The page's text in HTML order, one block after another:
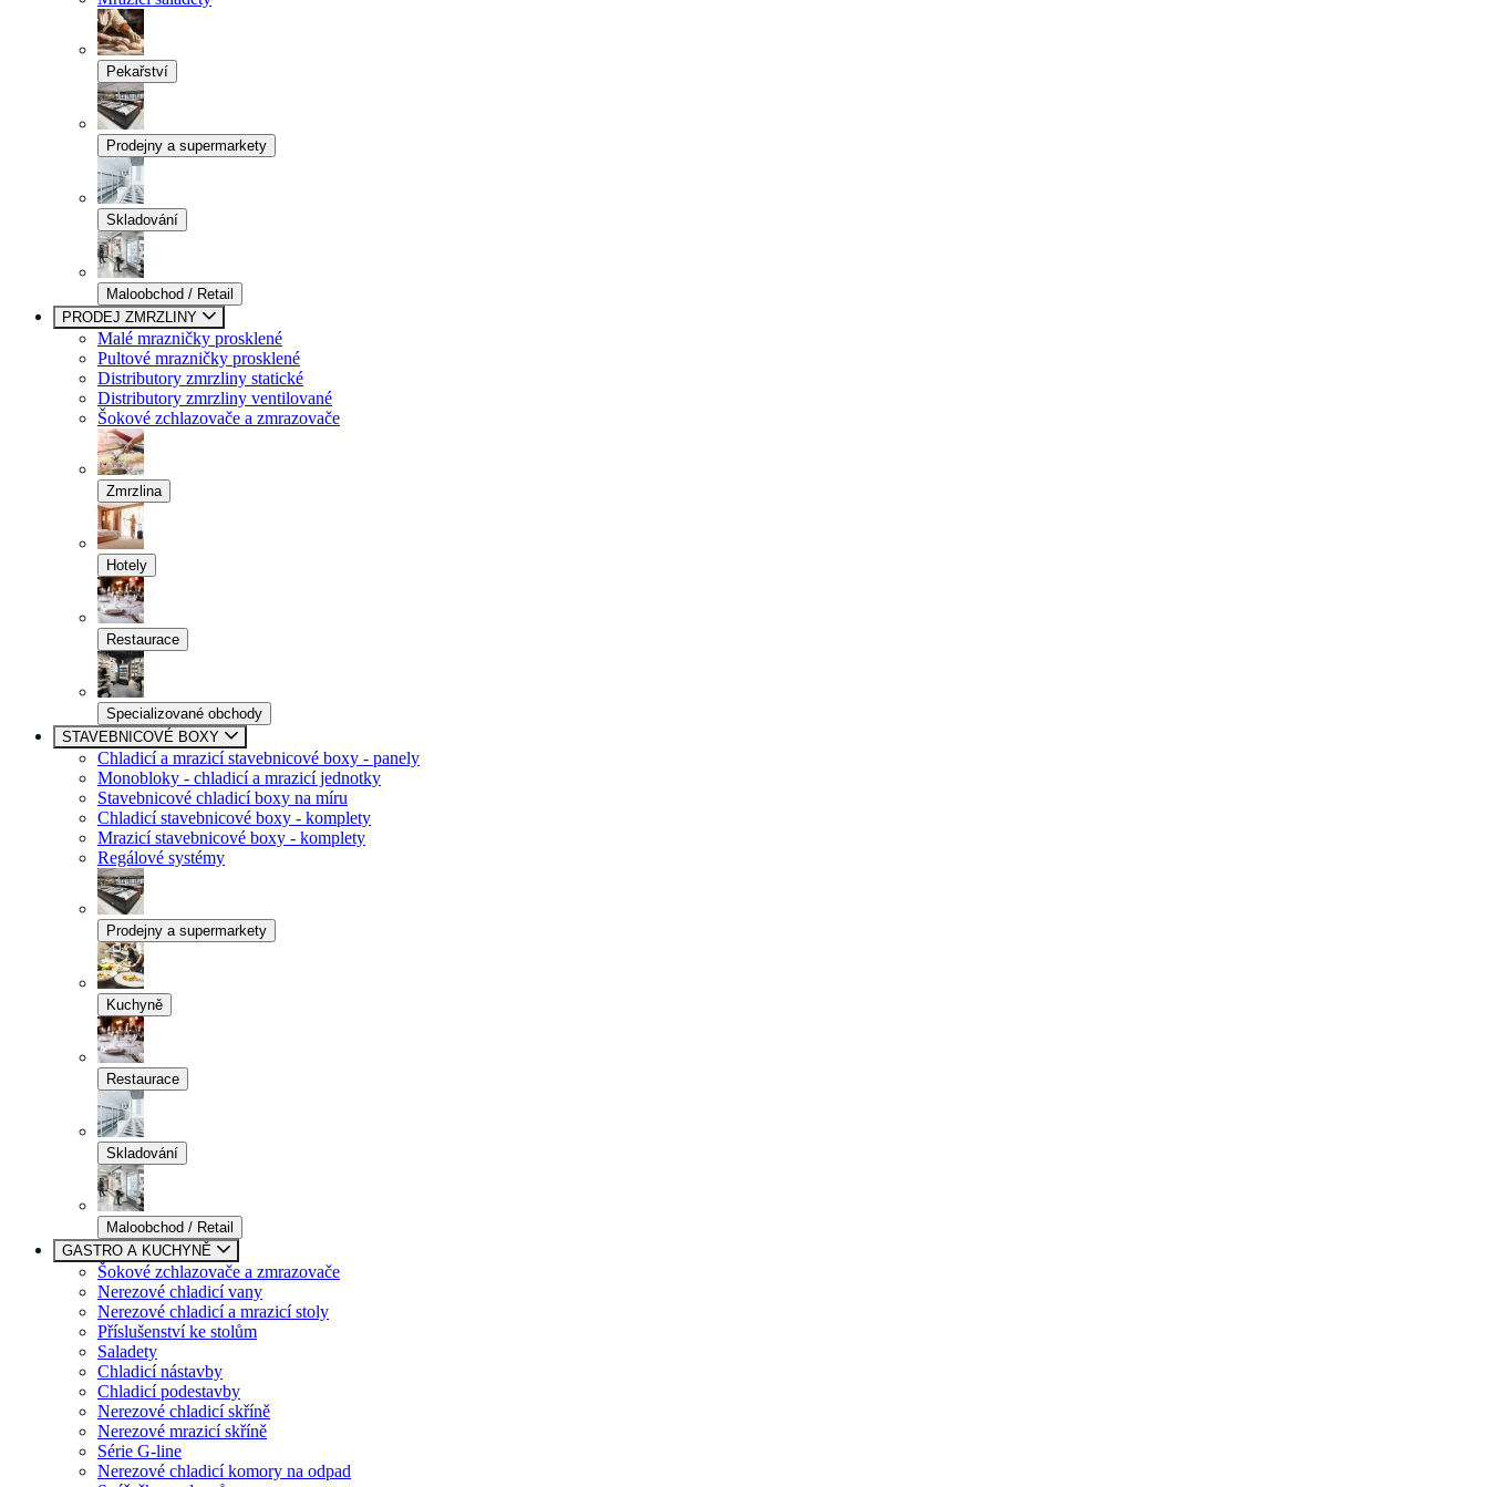
Pekařství
Prodejny a supermarkety
Skladování
Maloobchod / Retail
PRODEJ ZMRZLINY
Malé mrazničky prosklené
Pultové mrazničky prosklené
Distributory zmrzliny statické
Distributory zmrzliny ventilované
Šokové zchlazovače a zmrazovače
Zmrzlina
Hotely
Restaurace
Specializované obchody
STAVEBNICOVÉ BOXY
Chladicí a mrazicí stavebnicové boxy - panely
Monobloky - chladicí a mrazicí jednotky
Stavebnicové chladicí boxy na míru
Chladicí stavebnicové boxy - komplety
Mrazicí stavebnicové boxy - komplety
Regálové systémy
Prodejny a supermarkety
Kuchyně
Restaurace
Skladování
Maloobchod / Retail
GASTRO A KUCHYNĚ
Šokové zchlazovače a zmrazovače
Nerezové chladicí vany
Nerezové chladicí a mrazicí stoly
Příslušenství ke stolům
Saladety
Chladicí nástavby
Chladicí podestavby
Nerezové chladicí skříně
Nerezové mrazicí skříně
Série G-line
Nerezové chladicí komory na odpad